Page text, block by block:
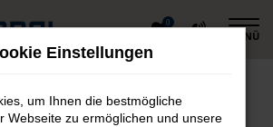
0
MENÜ
Einstellungen
um Ihnen die bestmögliche
Webseite zu ermöglichen und unsere